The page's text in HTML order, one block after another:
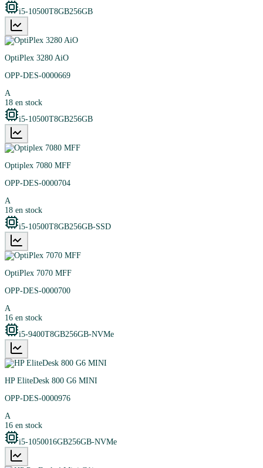
i5-10500T8GB256GB
OptiPlex 3280 AiO
OPP-DES-0000669
A
18 en stock
i5-10500T8GB256GB
Optiplex 7080 MFF
OPP-DES-0000704
A
18 en stock
i5-10500T8GB256GB-SSD
OptiPlex 7070 MFF
OPP-DES-0000700
A
16 en stock
i5-9400T8GB256GB-NVMe
HP EliteDesk 800 G6 MINI
OPP-DES-0000976
A
16 en stock
i5-1050016GB256GB-NVMe